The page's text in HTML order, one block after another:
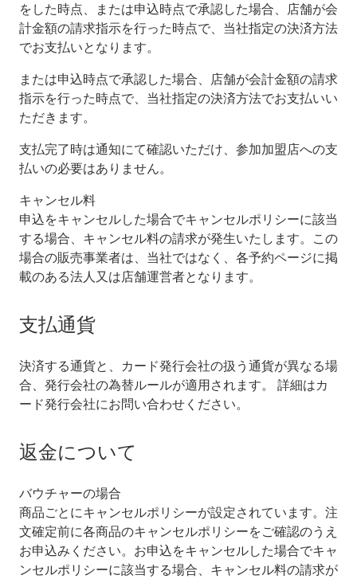
をした時点、または申込時点で承認した場合、店舗が会
計金額の請求指示を行った時点で、当社指定の決済方法
でお支払いとなります。
または申込時点で承認した場合、店舗が会計金額の請求
指示を行った時点で、当社指定の決済方法でお支払いい
ただきます。
支払完了時は通知にて確認いただけ、参加加盟店への支
払いの必要はありません。
キャンセル料
申込をキャンセルした場合でキャンセルポリシーに該当
する場合、キャンセル料の請求が発生いたします。この
場合の販売事業者は、当社ではなく、各予約ページに掲
載のある法人又は店舗運営者となります。
支払通貨
決済する通貨と、カード発行会社の扱う通貨が異なる場
合、発行会社の為替ルールが適用されます。 詳細はカ
ード発行会社にお問い合わせください。
返金について
バウチャーの場合
商品ごとにキャンセルポリシーが設定されています。注
文確定前に各商品のキャンセルポリシーをご確認のうえ
お申込みください。お申込をキャンセルした場合でキャ
ンセルポリシーに該当する場合、キャンセル料の請求が